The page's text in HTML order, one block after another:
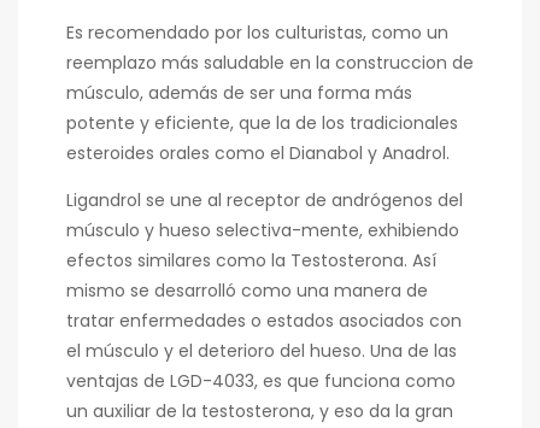
Es recomendado por los culturistas, como un
reemplazo más saludable en la construccion de
músculo, además de ser una forma más
potente y eficiente, que la de los tradicionales
esteroides orales como el Dianabol y Anadrol.
Ligandrol se une al receptor de andrógenos del
músculo y hueso selectiva-mente, exhibiendo
efectos similares como la Testosterona. Así
mismo se desarrolló como una manera de
tratar enfermedades o estados asociados con
el músculo y el deterioro del hueso. Una de las
ventajas de LGD-4033, es que funciona como
un auxiliar de la testosterona, y eso da la gran